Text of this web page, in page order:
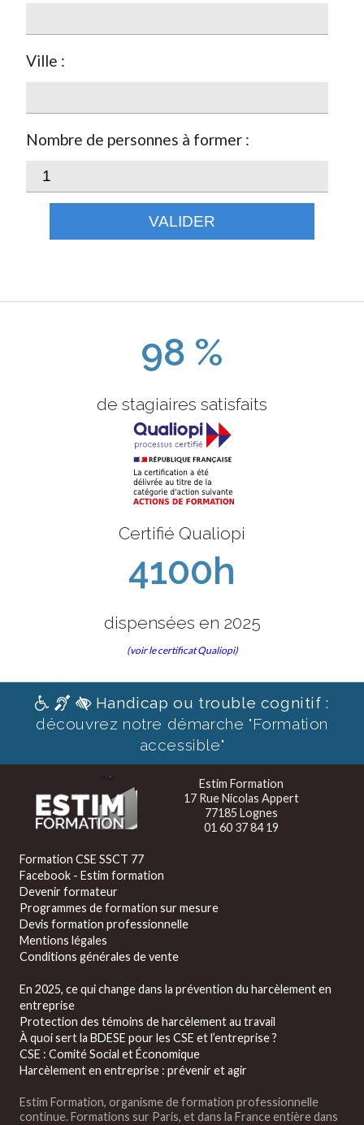
Ville :
Nombre de personnes à former :
VALIDER
98 %
de stagiaires satisfaits
Certifié Qualiopi
4100h
dispensées en 2025
(voir le certificat Qualiopi)
Handicap ou trouble cognitif :
découvrez notre démarche "Formation
accessible"
Estim Formation
17 Rue Nicolas Appert
77185 Lognes
01 60 37 84 19
Formation CSE SSCT 77
Facebook - Estim formation
Devenir formateur
Programmes de formation sur mesure
Devis formation professionnelle
Mentions légales
Conditions générales de vente
En 2025, ce qui change dans la prévention du harcèlement en
entreprise
Protection des témoins de harcèlement au travail
À quoi sert la BDESE pour les CSE et l’entreprise ?
CSE : Comité Social et Économique
Harcèlement en entreprise : prévenir et agir
Estim Formation, organisme de formation professionnelle
continue. Formations sur Paris, et dans la France entière dans